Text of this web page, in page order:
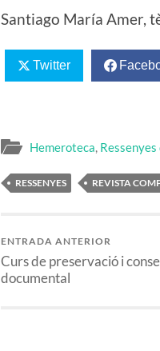
Santiago María Amer,
Twitter
Hemeroteca,
RESSENYES REVISTA
ENTRADA ANTERIOR
Curs de preservació i
documental